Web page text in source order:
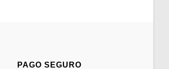
PAGO SEGURO